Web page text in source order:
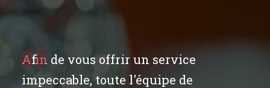
Afin de vous offrir un service
impeccable, toute l'équipe de